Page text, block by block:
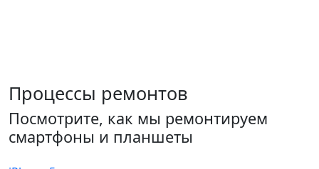
Процессы ремонтов
Посмотрите, как мы ремонтируем
смартфоны и планшеты